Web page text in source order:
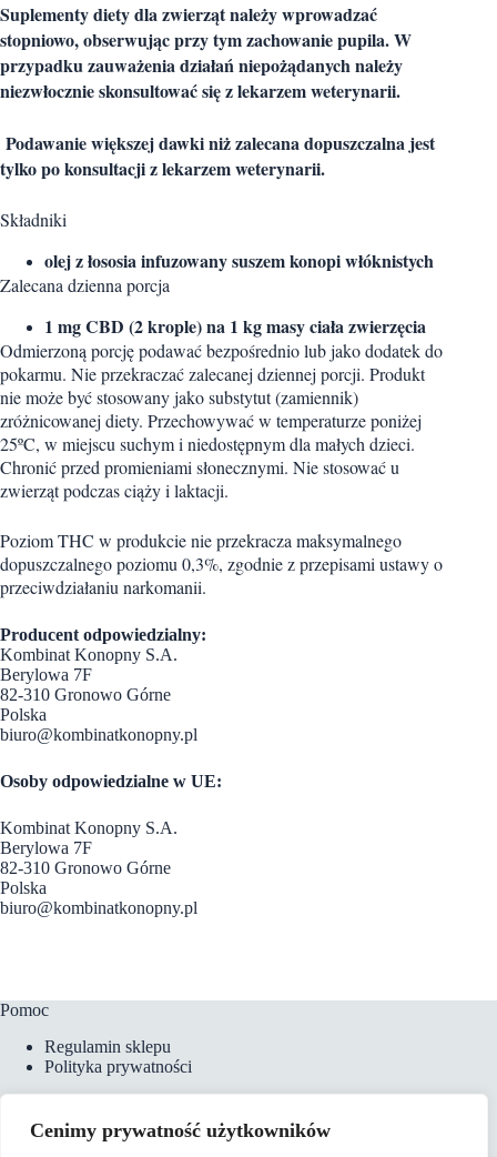
Cenimy prywatność użytkowników
Suplementy diety dla zwierząt należy wprowadzać
stopniowo, obserwując przy tym zachowanie pupila. W
przypadku zauważenia działań niepożądanych należy
niezwłocznie skonsultować się z lekarzem weterynarii.
Podawanie większej dawki niż zalecana dopuszczalna jest
tylko po konsultacji z lekarzem weterynarii.
Składniki
olej z łososia infuzowany suszem konopi włóknistych
Zalecana dzienna porcja
1 mg CBD (2 krople) na 1 kg masy ciała zwierzęcia
Odmierzoną porcję podawać bezpośrednio lub jako dodatek do
pokarmu. Nie przekraczać zalecanej dziennej porcji. Produkt
nie może być stosowany jako substytut (zamiennik)
zróżnicowanej diety. Przechowywać w temperaturze poniżej
25ºC, w miejscu suchym i niedostępnym dla małych dzieci.
Chronić przed promieniami słonecznymi. Nie stosować u
zwierząt podczas ciąży i laktacji.
Poziom THC w produkcie nie przekracza maksymalnego
dopuszczalnego poziomu 0,3%, zgodnie z przepisami ustawy o
przeciwdziałaniu narkomanii.
Producent odpowiedzialny:
Kombinat Konopny S.A.
Berylowa 7F
82-310 Gronowo Górne
Polska
biuro@kombinatkonopny.pl
Osoby odpowiedzialne w UE:
Kombinat Konopny S.A.
Berylowa 7F
82-310 Gronowo Górne
Polska
biuro@kombinatkonopny.pl
Pomoc
Regulamin sklepu
Polityka prywatności
Płatności i dostawa